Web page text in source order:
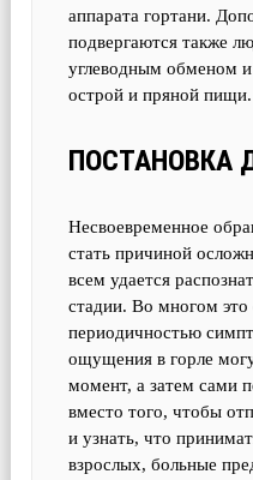
аппарата гортани.
подвергаются также
углеводным обменом
острой и пряной пищи.
ПОСТАНОВКА
Несвоевременное
стать причиной
всем удается
стадии. Во многом это
периодичностью
ощущения в горле
момент, а затем сами
вместо того, чтобы
и узнать, что
взрослых, больные